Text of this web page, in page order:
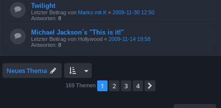
Twilight
Letzter Beitrag von Marko mit K « 2009-11-30 12:50
Antworten: 8
Michael Jackson´s "This is it!"
Letzter Beitrag von Hollywood « 2009-11-14 19:58
Antworten: 8
Neues Thema
169 Themen 1 2 3 4